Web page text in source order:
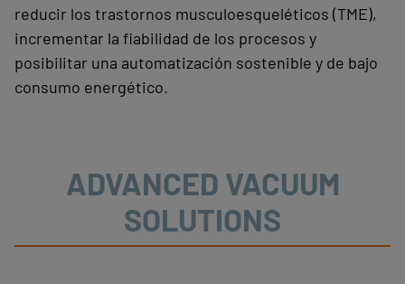
reducir los trastornos musculoesqueléticos (TME),
incrementar la fiabilidad de los procesos y
posibilitar una automatización sostenible y de bajo
consumo energético.
ADVANCED VACUUM
SOLUTIONS